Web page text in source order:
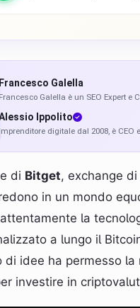
Francesco Galella
Francesco Galella è un SEO Expert e
Ippolito
digitale dal 2008, è CEO
di Bitget, exchange
in un mondo
la
a lungo il
di idee ha permesso
investire in